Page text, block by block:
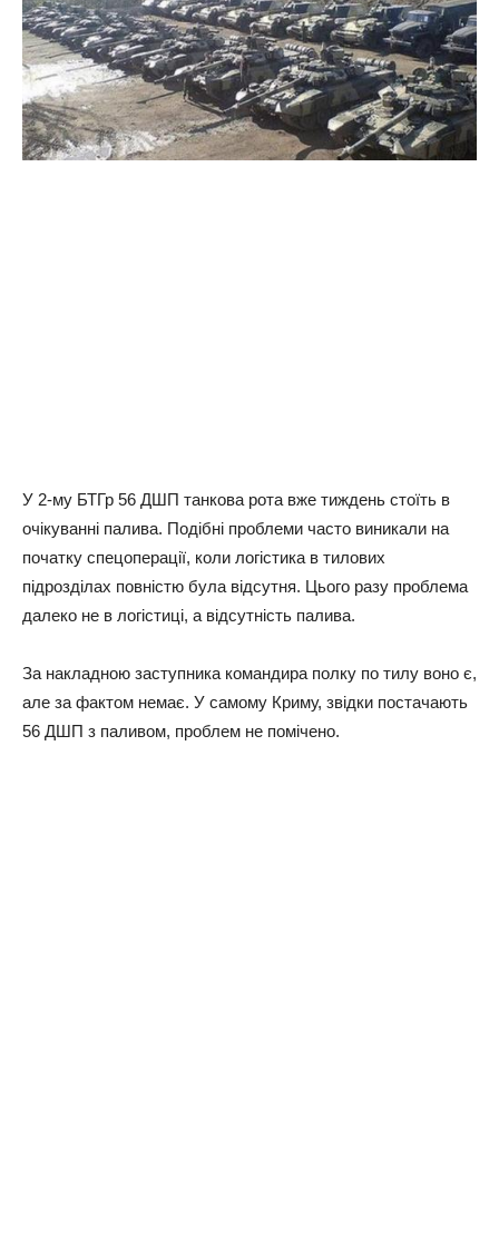
У 2-му БТГр 56 ДШП танкова рота вже тиждень стоїть в
очікуванні палива. Подібні проблеми часто виникали на
початку спецоперації, коли логістика в тилових
підрозділах повністю була відсутня. Цього разу проблема
далеко не в логістиці, а відсутність палива.
За накладною заступника командира полку по тилу воно є,
але за фактом немає. У самому Криму, звідки постачають
56 ДШП з паливом, проблем не помічено.